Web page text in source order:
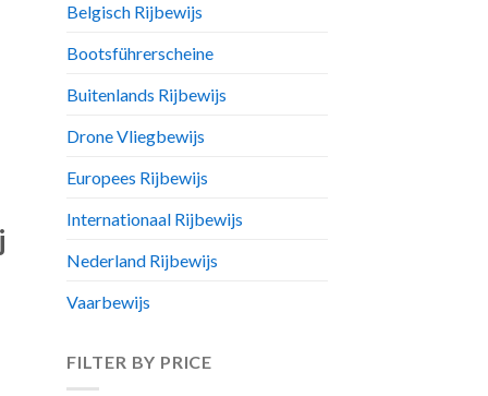
Belgisch Rijbewijs
Bootsführerscheine
Buitenlands Rijbewijs
Drone Vliegbewijs
Europees Rijbewijs
Internationaal Rijbewijs
Nederland Rijbewijs
Vaarbewijs
FILTER BY PRICE